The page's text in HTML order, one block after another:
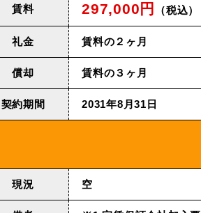
賃料 297,000円 （税込）
礼金 賃料の２ヶ月
償却 賃料の３ヶ月
契約期間 2031年8⽉31⽇
現況 空